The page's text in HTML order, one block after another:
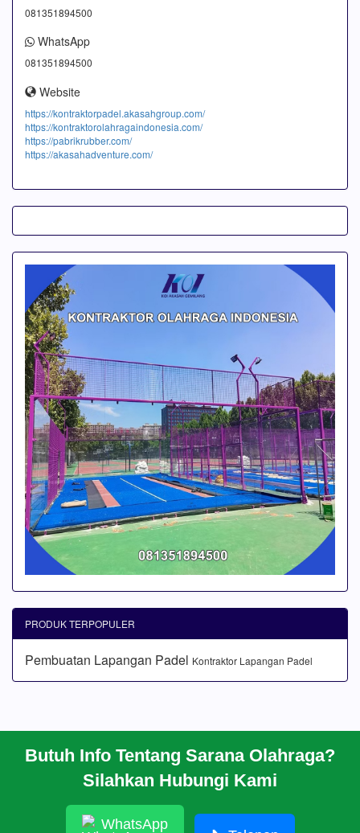
081351894500
WhatsApp
081351894500
Website
https://kontraktorpadel.akasahgroup.com/
https://kontraktorolahragaindonesia.com/
https://pabrikrubber.com/
https://akasahadventure.com/
Butuh Info Tentang Sarana Olahraga?
Silahkan Hubungi Kami
WhatsApp
PRODUK TERPOPULER
Pembuatan Lapangan Padel Kontraktor Lapangan Padel
CARA PESAN